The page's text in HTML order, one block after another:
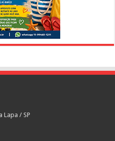
Lapa / SP